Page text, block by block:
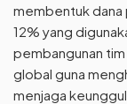
membentuk
12% yang
pembangunan
global guna
menjaga